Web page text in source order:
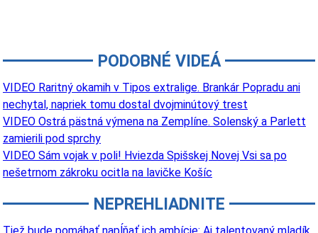
PODOBNÉ VIDEÁ
VIDEO Raritný okamih v Tipos extralige. Brankár Popradu ani
nechytal, napriek tomu dostal dvojminútový trest
VIDEO Ostrá pästná výmena na Zemplíne. Solenský a Parlett
zamierili pod sprchy
VIDEO Sám vojak v poli! Hviezda Spišskej Novej Vsi sa po
nešetrnom zákroku ocitla na lavičke Košíc
NEPREHLIADNITE